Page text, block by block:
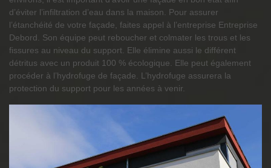
d’éviter l’infiltration d’eau dans la maison. Pour assurer
l’étanchéité de votre façade, faites appel à l’entreprise Entreprise
Debord. Son équipe peut reboucher et colmater les trous et les
fissures au niveau du support. Elle élimine aussi le différent
détritus avec un produit 100 % écologique. Elle peut également
procéder à l’hydrofuge de façade. L’hydrofuge assurera la
protection du support pour les années à venir.